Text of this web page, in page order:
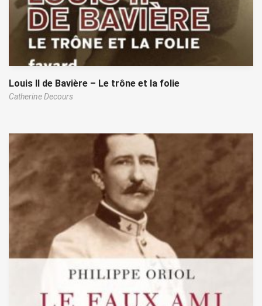
Louis II de Bavière – Le trône et la folie
Catherine Decours